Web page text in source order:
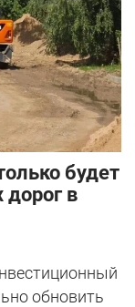
будет
дорог в
обновить